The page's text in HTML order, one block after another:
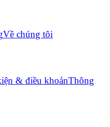
Về chúng tôi
& điều khoảnThông